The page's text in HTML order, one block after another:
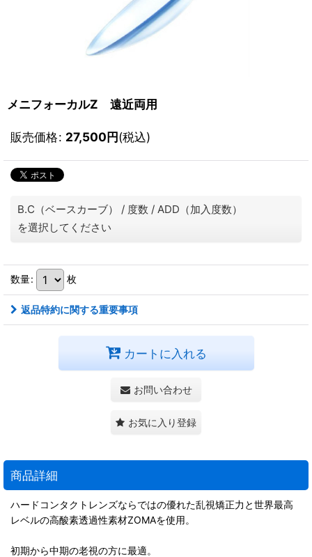
メニフォーカルZ 遠近両用
販売価格: 27,500円(税込)
B.C（ベースカーブ） / 度数 / ADD（加入度数）
を選択してください
数量: 枚
返品特約に関する重要事項
カートに入れる
お問い合わせ
お気に入り登録
商品詳細
ハードコンタクトレンズならではの優れた乱視矯正力と世界最高
レベルの高酸素透過性素材ZOMAを使用。
初期から中期の老視の方に最適。